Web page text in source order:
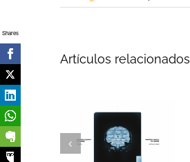
Artículos relacionados
el
de
El modelo de
negocio de
Shares